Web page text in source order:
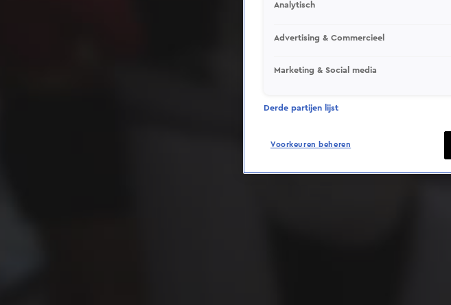
Deze video is niet
Analytisch
Advertising & Commercieel
Marketing & Social media
Derde partijen lijst
Voorkeuren beheren